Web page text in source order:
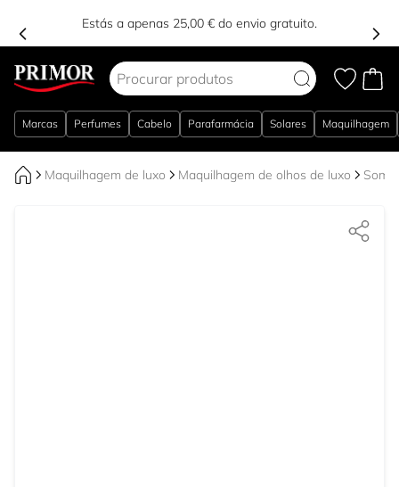
Estás a apenas 25,00 € do envio gratuito.
Marcas Perfumes Cabelo Parafarmácia Solares Maquilhagem
Maquilhagem de luxo Maquilhagem de olhos de luxo